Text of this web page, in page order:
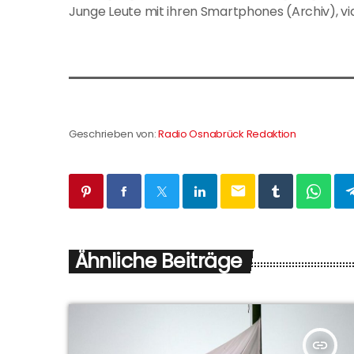
Junge Leute mit ihren Smartphones (Archiv),
Geschrieben von:Radio Osnabrück Redaktion
email
Ähnliche Beiträge
insert_link